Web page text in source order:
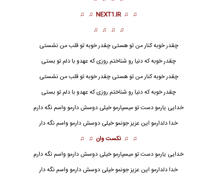
♫ ♫
NEXT1.IR
♫ ♫
♫ ♫ ♫ ♫
چقدر خوبه کنار من تو هستی چقدر خوبه تو قلب من نشستی
چقدر خوبه که دنیا رو شناختم روزی که عهدو با دلم تو بستی
چقدر خوبه کنار من تو هستی چقدر خوبه تو قلب من نشستی
چقدر خوبه که دنیا رو شناختم روزی که عهدو با دلم تو بستی
خدایی یارمو دست تو میسپارمو خیلی دوسش دارمو واسم نگه دارم
خدا دلدارمو این عزیز جونمو خیلی دوسش دارمو واسم نگه دار
♫ ♫ نکست وان ♫ ♫
خدایی یارمو دست تو میسپارمو خیلی دوسش دارمو واسم نگه دارم
خدادلدارمو این عزیز جونمو خیلی دوسش دارمو واسم نگه دار